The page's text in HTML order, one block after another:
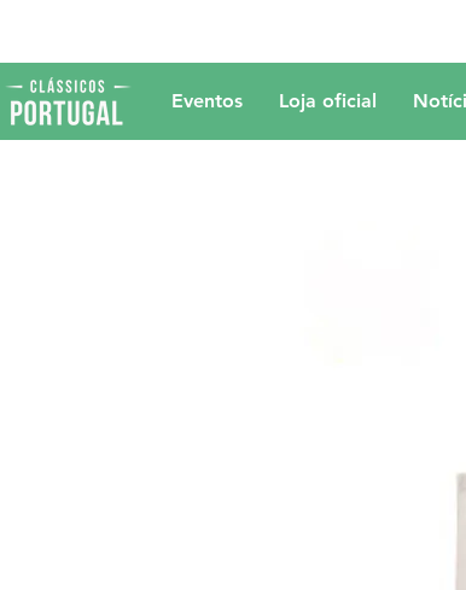
Eventos Loja oficial